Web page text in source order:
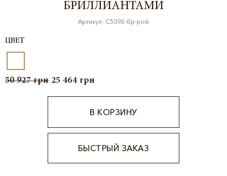
БРИЛЛИАНТАМИ
Артикул: С509б-бр-pink
ЦВЕТ
50 927грн 25 464 грн
В КОРЗИНУ
БЫСТРЫЙ ЗАКАЗ